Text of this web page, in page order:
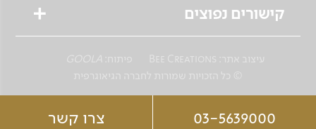
קישורים נפוצים
שייט גיאוגרפי
03-5639000 צרו קשר